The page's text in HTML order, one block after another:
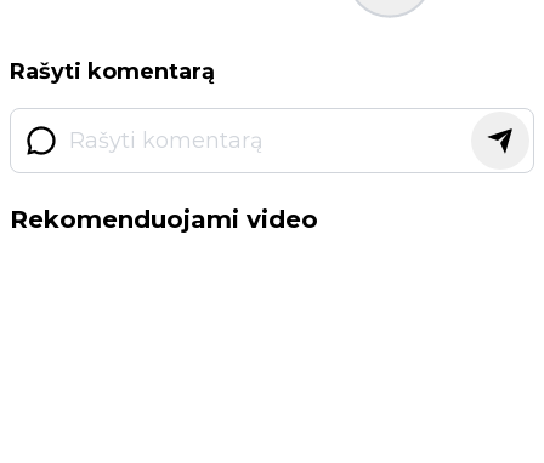
Rašyti komentarą
Rekomenduojami video